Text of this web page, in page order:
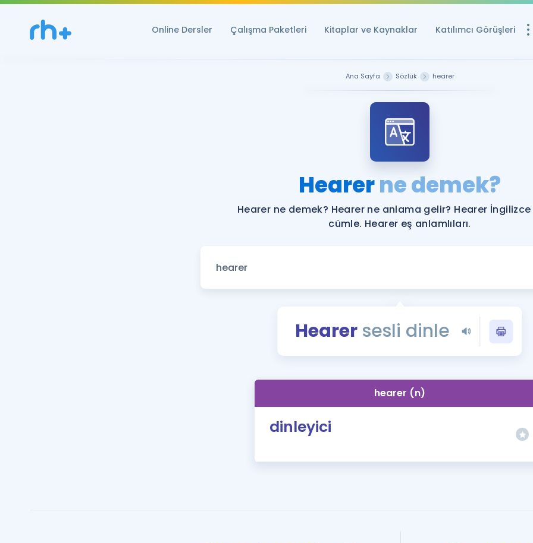
Online Dersler Çalışma Paketleri Kitaplar ve Kaynaklar Katılımcı Görüşleri
YDS ve YÖKDİL
Rehberlik Aracı
YDS ve YÖKDİL'e
Tüm ÖSYM
YDS - YÖKDİL
İngilizce Gramer
Ana Sayfa Sözlük hearer
Hearerne demek?
Hearer ne demek? Hearer ne anlama gelir? Hearer
cümle. Hearer eş anlamlıları.
Hearer sesli dinle
hearer (n)
dinleyici